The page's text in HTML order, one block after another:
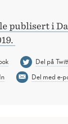
publisert i
Del på
Del med e-